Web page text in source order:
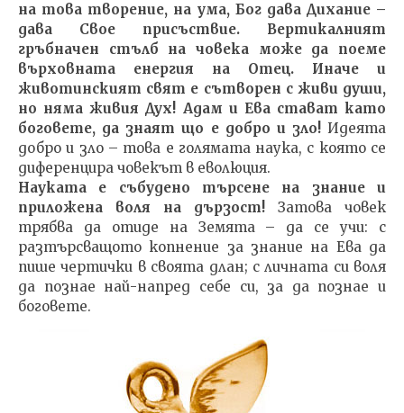
на това творение, на ума, Бог дава Дихание –
дава Свое присъствие. Вертикалният
гръбначен стълб на човека може да поеме
върховната енергия на Отец.
Иначе и
животинският свят е сътворен с живи души,
но няма живия Дух! Адам и Ева стават като
боговете, да знаят що е добро и зло!Идеята
добро и зло – това е голямата наука, с която се
диференцира човекът в еволюция.
Науката е събудено търсене на знание и
приложена воля на дързост! Затова човек
трябва да отиде на Земята – да се учи: с
разтърсващото копнение за знание на Ева да
пише чертички в своята длан; с личната си воля
да познае най-напред себе си, за да познае и
боговете.